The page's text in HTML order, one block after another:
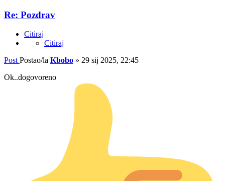
Re: Pozdrav
Citiraj
Citiraj
Post Postao/la Kbobo » 29 sij 2025, 22:45
Ok..dogovoreno